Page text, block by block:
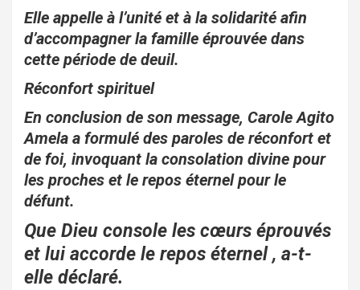
Elle appelle à l’unité et à la solidarité afin
d’accompagner la famille éprouvée dans
cette période de deuil.
Réconfort spirituel
En conclusion de son message, Carole Agito
Amela a formulé des paroles de réconfort et
de foi, invoquant la consolation divine pour
les proches et le repos éternel pour le
défunt.
Que Dieu console les cœurs éprouvés
et lui accorde le repos éternel , a-t-
elle déclaré.